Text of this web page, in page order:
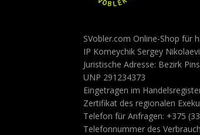
SVobler.com Online-Shop für
IP Korneychik Sergey
Juristische Adresse: Bezirk
UNP 291234373
Eingetragen im
Zertifikat des regionalen
Telefon für Anfragen: +375
Telefonnummer des